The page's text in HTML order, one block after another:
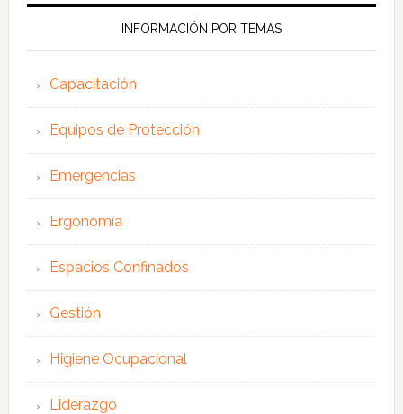
INFORMACIÓN POR TEMAS
Capacitación
Equipos de Protección
Emergencias
Ergonomía
Espacios Confinados
Gestión
Higiene Ocupacional
Liderazgo